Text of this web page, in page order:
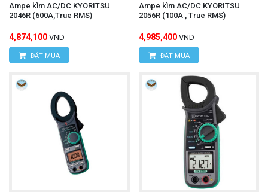
Ampe kìm AC/DC KYORITSU
2046R (600A,True RMS)
4,874,100 VND
ĐẶT MUA
Ampe kìm AC/DC KYORITSU
2056R (100A , True RMS)
4,985,400 VND
ĐẶT MUA